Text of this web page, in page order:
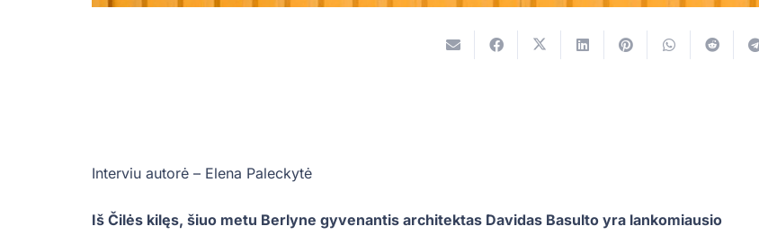
Interviu autorė – Elena Paleckytė
Iš Čilės kilęs, šiuo metu Berlyne gyvenantis architektas Davidas Basulto yra lankomiausio